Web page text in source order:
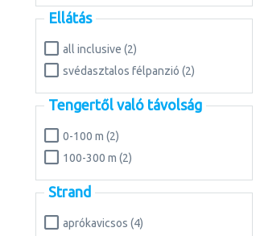
Ellátás
all inclusive (2)
svédasztalos félpanzió (2)
Tengertől való távolság
0-100 m (2)
100-300 m (2)
Strand
aprókavicsos (4)